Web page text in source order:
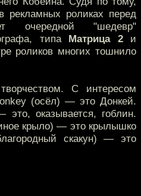
рекламных роликах перед
"шедевр"
типа Матрица 2и
роликов многих тошнило
С интересом
(осёл) — это Донкей.
оказывается, гоблин.
крыло) — это крылышко
скакун) — это